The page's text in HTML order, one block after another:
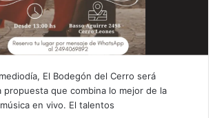
El Bodegón del Cerro será
propuesta que combina lo mejor de la
en vivo. El talentos